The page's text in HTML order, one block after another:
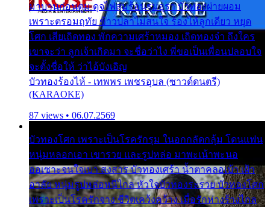
มาบานก่อนตูม ดุจไฟสุมร้อนรุมอุรา บัวทองผ่ายผอม
เพราะตรอมฤทัย ข้าวปลาไม่สนใจ ร้องไห้ลูกเดียว หยุด
โศก เสียเถิดทอง พักความเศร้าหมอง เถิดทองจ๋า ถึงใคร
เขาจะว่า ลูกเจ้าเกิดมา จะชื่อว่าไง พี่ขอเป็นเพื่อนปลอบใจ
จะตั้งชื่อให้ ว่าไอ้บังเอิญ
บัวทองร้องไห้ - เทพพร เพชรอุบล (ซาวด์ดนตรี)
(KARAOKE)
87 views • 06.07.2569
บัวทองโศก เพราะเป็นโรครักรุม ในอกกลัดกลุ้ม โดนแฟน
หนุ่มหลอกเอา เขารวย และรูปหล่อ มาพะเน้าพะนอ
ออเซาะจนใจเบา สงสาร บัวทองเศร้า น้ำตาคลอเบ้า เฝ้า
อาลัย หนุ่มรูปหล่อหนีไกล หัวใจบัวทองระรวย บัวทองโศก
เพราะเป็นโรครักจาง ชีวิตเคว้งคว้าง เมื่อรักห่างร้างไกล